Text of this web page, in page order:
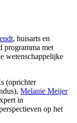
, huisarts en
programma met
wetenschappelijke
(oprichter
Melanie Meijer
in
op het